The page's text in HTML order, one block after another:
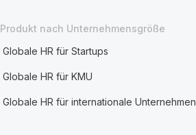
Produkt nach Unternehmensgröße
Globale HR für Startups
Globale HR für KMU
Globale HR für internationale Unternehmen